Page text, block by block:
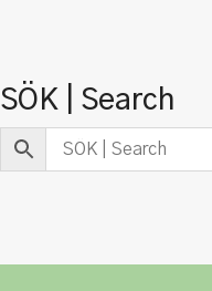
SÖK | Search